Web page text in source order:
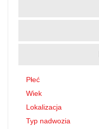
Płeć
Wiek
Lokalizacja
Typ nadwozia